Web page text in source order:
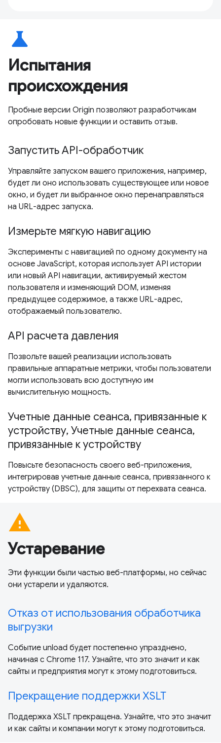
science
Испытания
происхождения
Пробные версии Origin позволяют разработчикам
опробовать новые функции и оставить отзыв.
Запустить API-обработчик
Управляйте запуском вашего приложения, например,
будет ли оно использовать существующее или новое
окно, и будет ли выбранное окно перенаправляться
на URL-адрес запуска.
Измерьте мягкую навигацию
Эксперименты с навигацией по одному документу на
основе JavaScript, которая использует API истории
или новый API навигации, активируемый жестом
пользователя и изменяющий DOM, изменяя
предыдущее содержимое, а также URL-адрес,
отображаемый пользователю.
API расчета давления
Позвольте вашей реализации использовать
правильные аппаратные метрики, чтобы пользователи
могли использовать всю доступную им
вычислительную мощность.
Учетные данные сеанса, привязанные к
устройству, Учетные данные сеанса,
привязанные к устройству
Повысьте безопасность своего веб-приложения,
интегрировав учетные данные сеанса, привязанного к
устройству (DBSC), для защиты от перехвата сеанса.
warning
Устаревание
Эти функции были частью веб-платформы, но сейчас
они устарели и удаляются.
Отказ от использования обработчика
выгрузки
Событие unload будет постепенно упразднено,
начиная с Chrome 117. Узнайте, что это значит и как
сайты и предприятия могут к этому подготовиться.
Прекращение поддержки XSLT
Поддержка XSLT прекращена. Узнайте, что это значит
и как сайты и компании могут к этому подготовиться.